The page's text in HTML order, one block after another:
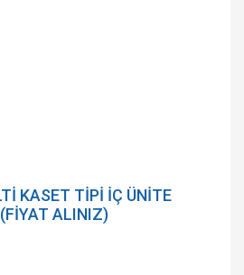
KASET TİPİ İÇ ÜNİTE
ALINIZ)